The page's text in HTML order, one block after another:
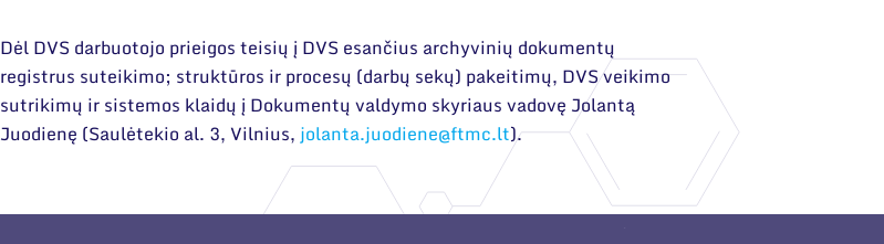
Dėl DVS darbuotojo prieigos teisių į DVS esančius archyvinių dokumentų
registrus suteikimo; struktūros ir procesų (darbų sekų) pakeitimų, DVS veikimo
sutrikimų ir sistemos klaidų į Dokumentų valdymo skyriaus vadovę Jolantą
Juodienę (Saulėtekio al. 3, Vilnius,jolanta.juodiene@ftmc.lt).